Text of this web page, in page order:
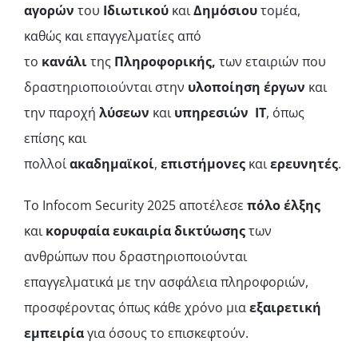
αγορών του Ιδιωτικού καιΔημόσιουτομέα,
καθώς και επαγγελματίες από
το κανάλιτης Πληροφορικής, των εταιριών που
δραστηριοποιούνται στην υλοποίηση έργων και
την παροχή λύσεων καιυπηρεσιών ΙΤ, όπως
επίσης και
πολλοίακαδημαϊκοί, επιστήμονες καιερευνητές.
To Infocom Security 2025 αποτέλεσε πόλο έλξης
καικορυφαία ευκαιρία δικτύωσηςτων
ανθρώπων που δραστηριοποιούνται
επαγγελματικά με την ασφάλεια πληροφοριών,
προσφέροντας όπως κάθε χρόνο μιαεξαιρετική
εμπειρίαγια όσους το επισκεφτούν.